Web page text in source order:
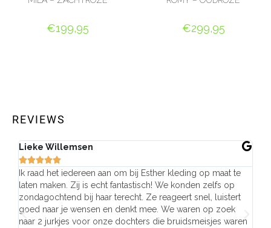
€199,95 €299,95
REVIEWS
Lieke Willemsen

Ik raad het iedereen aan om bij Esther kleding op maat te
laten maken. Zij is echt fantastisch! We konden zelfs op
zondagochtend bij haar terecht. Ze reageert snel, luistert
goed naar je wensen en denkt mee. We waren op zoek
naar 2 jurkjes voor onze dochters die bruidsmeisjes waren